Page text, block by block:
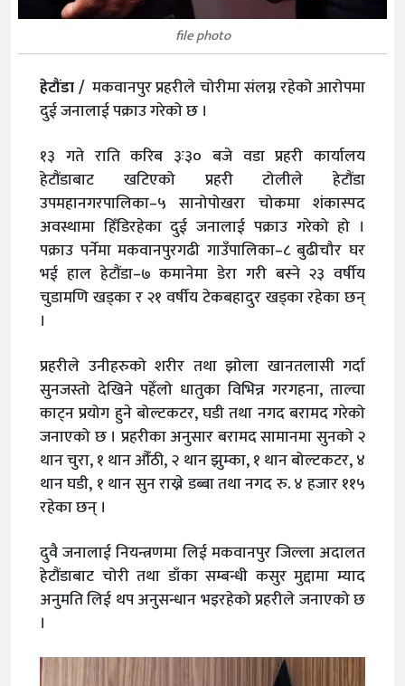
file photo
हेटौंडा /मकवानपुर प्रहरीले चोरीमा संलग्न रहेको आरोपमा
दुई जनालाई पक्राउ गरेको छ ।
१३ गते राति करिब ३ः३० बजे वडा प्रहरी कार्यालय
हेटौंडाबाट खटिएको प्रहरी टोलीले हेटौंडा
उपमहानगरपालिका–५ सानोपोखरा चोकमा शंकास्पद
अवस्थामा हिँडिरहेका दुई जनालाई पक्राउ गरेको हो ।
पक्राउ पर्नेमा मकवानपुरगढी गाउँपालिका–८ बुढीचौर घर
भई हाल हेटौंडा–७ कमानेमा डेरा गरी बस्ने २३ वर्षीय
चुडामणि खड्का र २१ वर्षीय टेकबहादुर खड्का रहेका छन्
।
प्रहरीले उनीहरुको शरीर तथा झोला खानतलासी गर्दा
सुनजस्तो देखिने पहेँलो धातुका विभिन्न गरगहना, ताल्चा
काट्न प्रयोग हुने बोल्टकटर, घडी तथा नगद बरामद गरेको
जनाएको छ । प्रहरीका अनुसार बरामद सामानमा सुनको २
थान चुरा, १ थान औँठी, २ थान झुम्का, १ थान बोल्टकटर, ४
थान घडी, १ थान सुन राख्ने डब्बा तथा नगद रु. ४ हजार ११५
रहेका छन् ।
दुवै जनालाई नियन्त्रणमा लिई मकवानपुर जिल्ला अदालत
हेटौंडाबाट चोरी तथा डाँका सम्बन्धी कसुर मुद्दामा म्याद
अनुमति लिई थप अनुसन्धान भइरहेको प्रहरीले जनाएको छ
।